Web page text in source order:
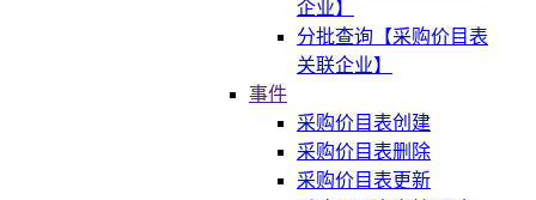
企业】
分批查询【采购价目表
关联企业】
事件
采购价目表创建
采购价目表删除
采购价目表更新